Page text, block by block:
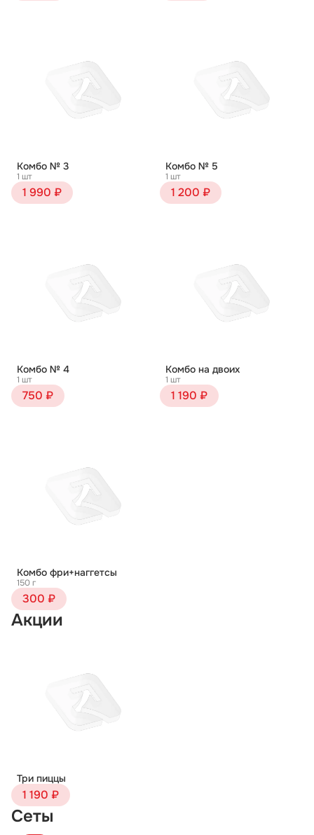
Комбо № 3
1 шт
1 990 ₽
Комбо № 5
1 шт
1 200 ₽
Комбо № 4
1 шт
750 ₽
Комбо на двоих
1 шт
1 190 ₽
Комбо фри+наггетсы
150 г
300 ₽
Акции
Три пиццы
1 190 ₽
Сеты